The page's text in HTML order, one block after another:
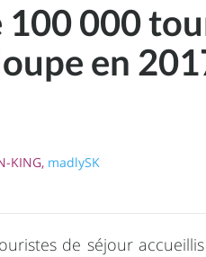
100 000
en
KING, madlySK
de séjour